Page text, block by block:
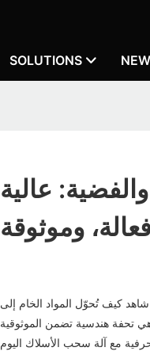
SOLUTIONS
عالية
وموثوقة
كيف تُحوّل المواد الخام إلى
هي تحفة هندسية تضمن الموثوقية